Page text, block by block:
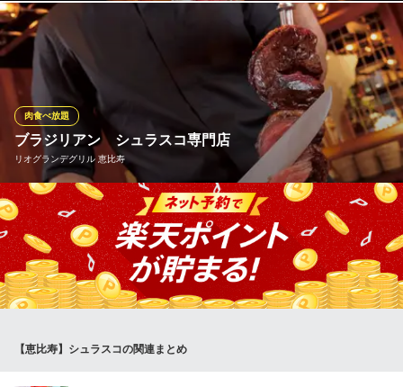
シュラスコ食べ放題
地下鉄日比谷線恵比寿駅 徒歩8分
東京都渋谷区恵比寿1-26-13 SEビル2F
当店の肉料理は、素材から調理方法までこだわりつくした自慢の
逸品揃いです♪パリッとした皮、中は肉汁溢れるジューシーさ♪自
慢の肉料理をリーズナブルにお楽しみいただけるコースは3000円
～ご用意しております！食べ放題コースもあり◎お食事は来店さ
れてから！というお客様には単品飲み放題でのご予約もおすすめ
です。
BBQ食べ放題×肉バル個室居酒屋 TANDOOR 恵比寿駅前店
肉バル個室居酒屋
地下鉄日比谷線恵比寿駅 徒歩1分
東京都渋谷区恵比寿西1-9-3 入船ビル4F
ブラジリアン シュラスコ専門店
リオグランデグリル 恵比寿
肉食べ放題
当店では、シュラスコ専門店では珍しい黒毛和牛や海老などの海
鮮を含め、常時15種類前後の食材をご用意。ウェイターが焼き上
がった食材をお客様のテーブルまで串ごとお運びし、目の前で食
べたい量をお切り分けする本格スタイルです。
地下鉄日比谷線恵比寿駅 徒歩1分
【恵比寿】シュラスコの関連まとめ